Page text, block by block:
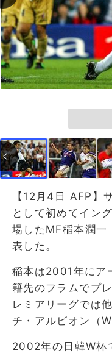
【12月4日 AFP】
として初めてイン
場したMF稲本潤一
表した。
稲本は2001年にア
籍先のフラムでプ
レミアリーグでは
チ・アルビオン（
2002年の日韓W杯